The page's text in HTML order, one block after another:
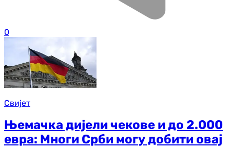
0
Свијет
Њемачка дијели чекове и до 2.000
евра: Многи Срби могу добити овај